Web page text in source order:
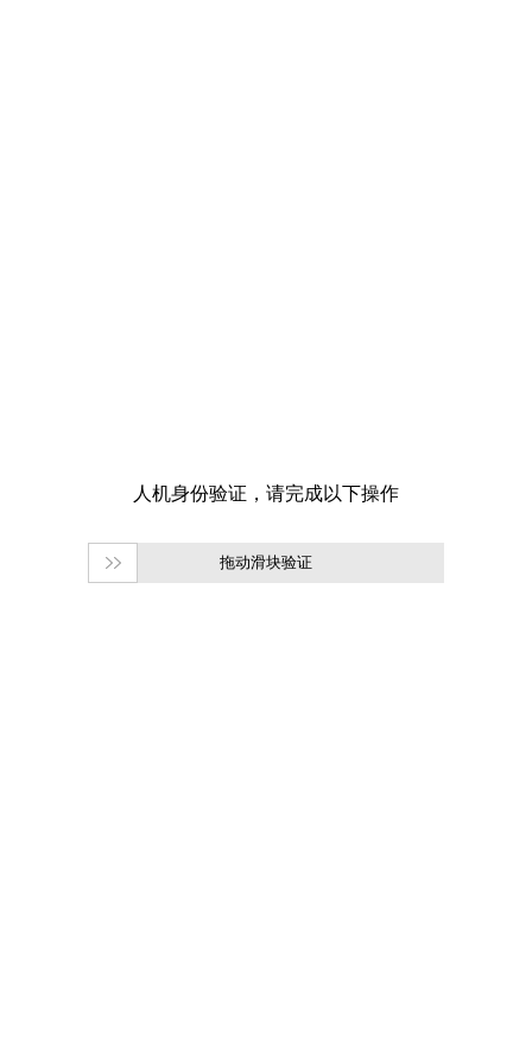
拖动滑块验证